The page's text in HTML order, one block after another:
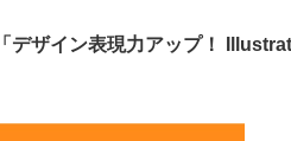
ザイン表現力アップ！